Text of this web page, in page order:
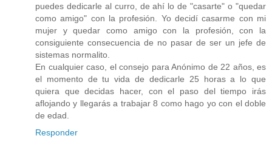
puedes dedicarle al curro, de ahí lo de "casarte" o "quedar
como amigo" con la profesión. Yo decidí casarme con mi
mujer y quedar como amigo con la profesión, con la
consiguiente consecuencia de no pasar de ser un jefe de
sistemas normalito.
En cualquier caso, el consejo para Anónimo de 22 años, es
el momento de tu vida de dedicarle 25 horas a lo que
quiera que decidas hacer, con el paso del tiempo irás
aflojando y llegarás a trabajar 8 como hago yo con el doble
de edad.
Responder